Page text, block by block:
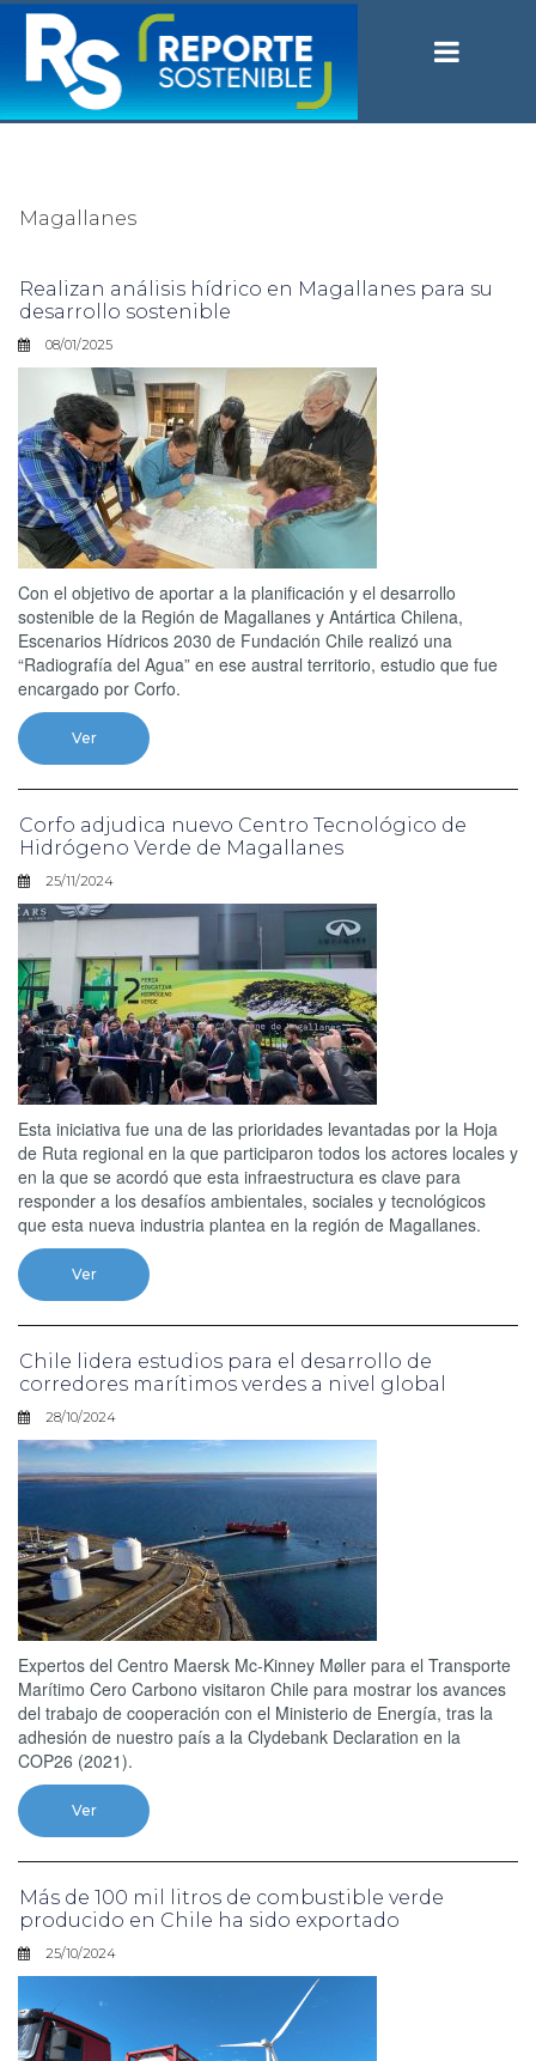
Magallanes
Realizan análisis hídrico en Magallanes para su
desarrollo sostenible
08/01/2025
Con el objetivo de aportar a la planificación y el desarrollo
sostenible de la Región de Magallanes y Antártica Chilena,
Escenarios Hídricos 2030 de Fundación Chile realizó una
“Radiografía del Agua” en ese austral territorio, estudio que fue
encargado por Corfo.
Ver
Corfo adjudica nuevo Centro Tecnológico de
Hidrógeno Verde de Magallanes
25/11/2024
Esta iniciativa fue una de las prioridades levantadas por la Hoja
de Ruta regional en la que participaron todos los actores locales y
en la que se acordó que esta infraestructura es clave para
responder a los desafíos ambientales, sociales y tecnológicos
que esta nueva industria plantea en la región de Magallanes.
Ver
Chile lidera estudios para el desarrollo de
corredores marítimos verdes a nivel global
28/10/2024
Expertos del Centro Maersk Mc-Kinney Møller para el Transporte
Marítimo Cero Carbono visitaron Chile para mostrar los avances
del trabajo de cooperación con el Ministerio de Energía, tras la
adhesión de nuestro país a la Clydebank Declaration en la
COP26 (2021).
Ver
Más de 100 mil litros de combustible verde
producido en Chile ha sido exportado
25/10/2024